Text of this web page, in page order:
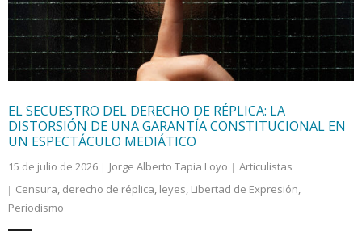
EL SECUESTRO DEL DERECHO DE RÉPLICA: LA
DISTORSIÓN DE UNA GARANTÍA CONSTITUCIONAL EN
UN ESPECTÁCULO MEDIÁTICO
15 de julio de 2026 Jorge Alberto Tapia Loyo
Articulistas
Censura, derecho de réplica, leyes, Libertad de Expresión,
Periodismo